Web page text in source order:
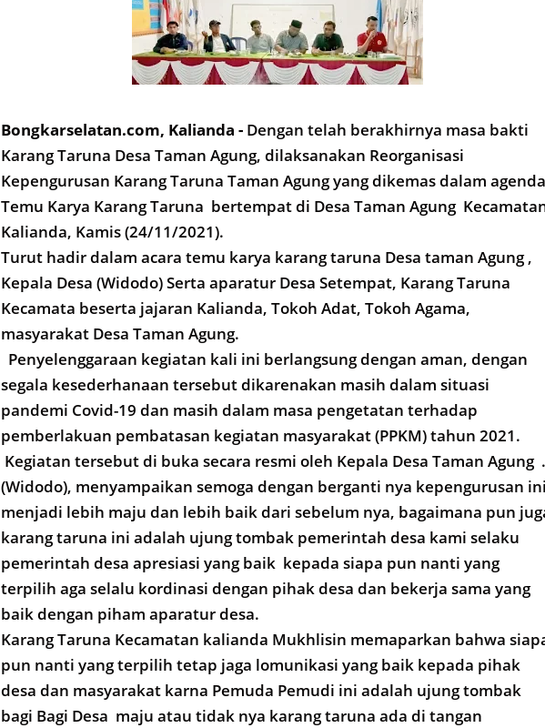
Bongkarselatan.com, Kalianda - Dengan telah berakhirnya masa bakti
Karang Taruna Desa Taman Agung, dilaksanakan Reorganisasi
Kepengurusan Karang Taruna Taman Agung yang dikemas dalam agenda
Temu Karya Karang Taruna bertempat di Desa Taman Agung
Kalianda, Kamis (24/11/2021).
Turut hadir dalam acara temu karya karang taruna Desa taman Agung ,
Kepala Desa (Widodo) Serta aparatur Desa Setempat, Karang Taruna
Kecamata beserta jajaran Kalianda, Tokoh Adat, Tokoh Agama,
masyarakat Desa Taman Agung.
Penyelenggaraan kegiatan kali ini berlangsung dengan aman, dengan
segala kesederhanaan tersebut dikarenakan masih dalam situasi
pandemi Covid-19 dan masih dalam masa pengetatan terhadap
pemberlakuan pembatasan kegiatan masyarakat (PPKM) tahun 2021.
Kegiatan tersebut di buka secara resmi oleh Kepala Desa Taman Agung .
(Widodo), menyampaikan semoga dengan berganti nya kepengurusan
menjadi lebih maju dan lebih baik dari sebelum nya, bagaimana pun
karang taruna ini adalah ujung tombak pemerintah desa kami selaku
pemerintah desa apresiasi yang baik kepada siapa pun nanti yang
terpilih aga selalu kordinasi dengan pihak desa dan bekerja sama yang
baik dengan piham aparatur desa.
Karang Taruna Kecamatan kalianda Mukhlisin memaparkan bahwa
pun nanti yang terpilih tetap jaga lomunikasi yang baik kepada pihak
desa dan masyarakat karna Pemuda Pemudi ini adalah ujung tombak
bagi Bagi Desa maju atau tidak nya karang taruna ada di tangan